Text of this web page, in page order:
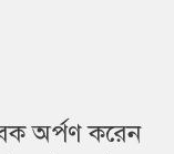
অর্পণ করেন